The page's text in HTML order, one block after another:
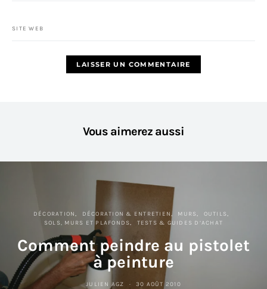
SITE WEB
Vous aimerez aussi
DÉCORATION DÉCORATION & ENTRETIEN MURS
OUTILS
SOLS, MURS ET PLAFONDS
TESTS & GUIDES D’ACHAT
Comment peindre au pistolet
à peinture
JULIEN AGZ 30 AOÛT 2010